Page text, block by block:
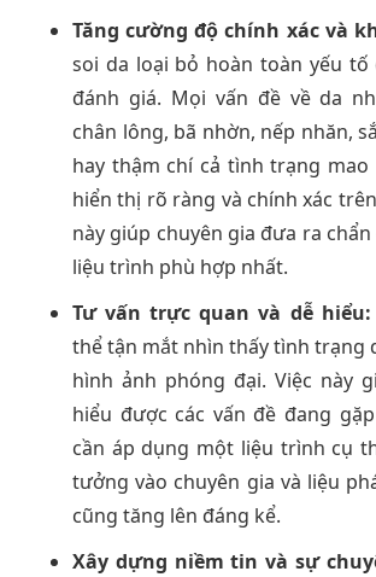
Tăng cường độ chính xác và
soi da loại bỏ hoàn toàn yếu
đánh giá. Mọi vấn đề về da
chân lông, bã nhờn, nếp nhăn,
hay thậm chí cả tình trạng mao
hiển thị rõ ràng và chính xác
này giúp chuyên gia đưa ra
liệu trình phù hợp nhất.
Tư vấn trực quan và dễ hiểu:
thể tận mắt nhìn thấy tình trạng
hình ảnh phóng đại. Việc này
hiểu được các vấn đề đang
cần áp dụng một liệu trình cụ
tưởng vào chuyên gia và liệu
cũng tăng lên đáng kể.
Xây dựng niềm tin và sự